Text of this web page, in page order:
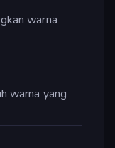
warna
warna yang